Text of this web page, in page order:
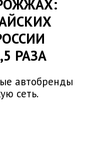
РАЗА
автобренды
сеть.